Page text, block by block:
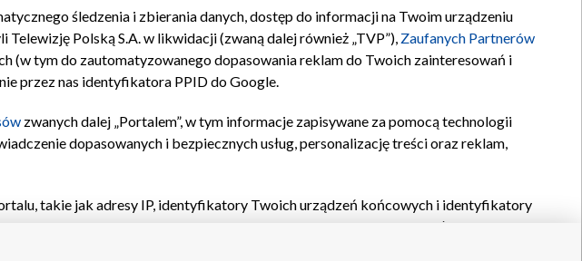
Pomoc Biuro reklamy Kontakt
śledzenia i zbierania danych, dostęp do informacji na Twoim urządzeniu
Polską S.A. w likwidacji (zwaną dalej również „TVP”), Zaufanych Partnerów
(w tym do zautomatyzowanego dopasowania reklam do Twoich zainteresowań i
przez nas identyfikatora PPID do Google.
zwanych dalej „Portalem”, w tym informacje zapisywane za pomocą technologii
dopasowanych i bezpiecznych usług, personalizację treści oraz reklam,
takie jak adresy IP, identyfikatory Twoich urządzeń końcowych i identyfikatory
oraz pozostałych
lub dostęp do nich, wyboru podstawowych reklam, wyboru spersonalizowanych